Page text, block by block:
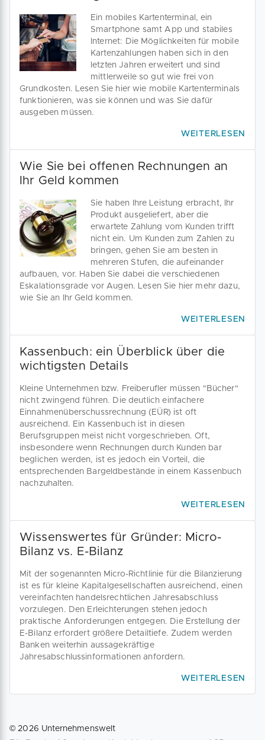
Ein mobiles Kartenterminal, ein
Smartphone samt App und stabiles
Internet: Die Möglichkeiten für mobile
Kartenzahlungen haben sich in den
letzten Jahren erweitert und sind
mittlerweile so gut wie frei von
Grundkosten. Lesen Sie hier wie mobile Kartenterminals
funktionieren, was sie können und was Sie dafür
ausgeben müssen.
WEITERLESEN
Wie Sie bei offenen Rechnungen an
Ihr Geld kommen
Sie haben Ihre Leistung erbracht, Ihr
Produkt ausgeliefert, aber die
erwartete Zahlung vom Kunden trifft
nicht ein. Um Kunden zum Zahlen zu
bringen, gehen Sie am besten in
mehreren Stufen, die aufeinander
aufbauen, vor. Haben Sie dabei die verschiedenen
Eskalationsgrade vor Augen. Lesen Sie hier mehr dazu,
wie Sie an Ihr Geld kommen.
WEITERLESEN
Kassenbuch: ein Überblick über die
wichtigsten Details
Kleine Unternehmen bzw. Freiberufler müssen "Bücher"
nicht zwingend führen. Die deutlich einfachere
Einnahmenüberschussrechnung (EÜR) ist oft
ausreichend. Ein Kassenbuch ist in diesen
Berufsgruppen meist nicht vorgeschrieben. Oft,
insbesondere wenn Rechnungen durch Kunden bar
beglichen werden, ist es jedoch ein Vorteil, die
entsprechenden Bargeldbestände in einem Kassenbuch
nachzuhalten.
WEITERLESEN
Wissenswertes für Gründer: Micro-
Bilanz vs. E-Bilanz
Mit der sogenannten Micro-Richtlinie für die Bilanzierung
ist es für kleine Kapitalgesellschaften ausreichend, einen
vereinfachten handelsrechtlichen Jahresabschluss
vorzulegen. Den Erleichterungen stehen jedoch
praktische Anforderungen entgegen. Die Erstellung der
E-Bilanz erfordert größere Detailtiefe. Zudem werden
Banken weiterhin aussagekräftige
Jahresabschlussinformationen anfordern.
WEITERLESEN
©2026 Unternehmenswelt